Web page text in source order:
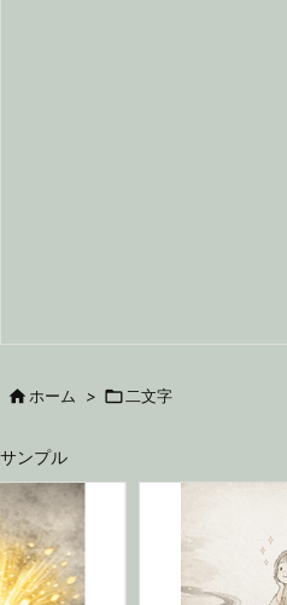
 ホーム >  二文字
サンプル